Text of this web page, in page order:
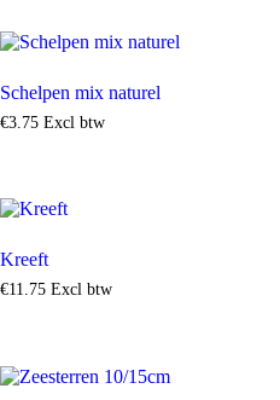
Schelpen mix naturel
€3 75 Excl btw
Kreeft
€11.75 Excl btw